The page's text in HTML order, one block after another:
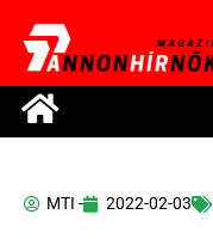
MTI - 2022-02-03